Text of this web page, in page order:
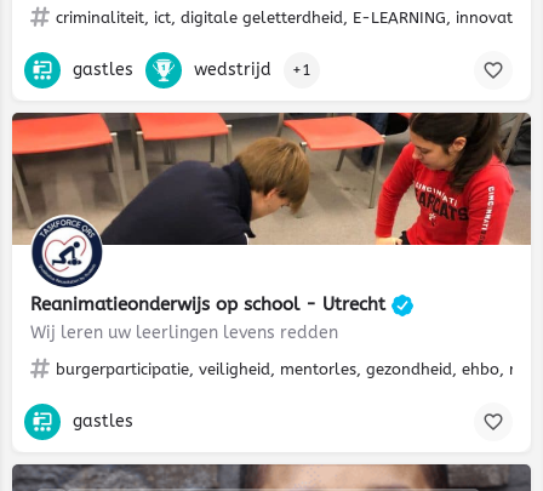
criminaliteit, ict, digitale geletterdheid, E-LEARNING, innovatie,
gastles wedstrijd +1
Reanimatieonderwijs op school - Utrecht
Wij leren uw leerlingen levens redden
burgerparticipatie, veiligheid, mentorles, gezondheid, ehbo,
gastles